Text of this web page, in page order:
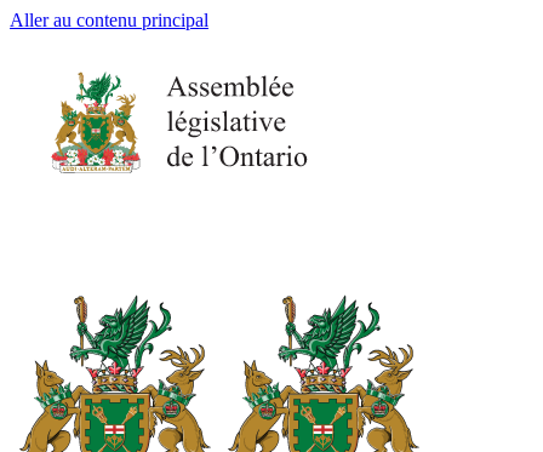
Aller au contenu principal